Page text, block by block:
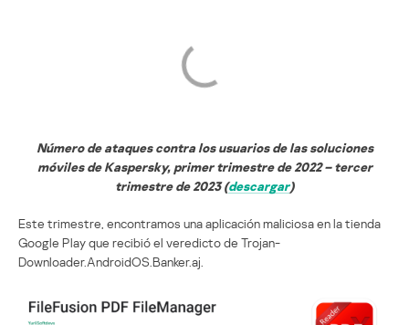
Número de ataques contra los usuarios de las soluciones
móviles de Kaspersky, primer trimestre de 2022 – tercer
trimestre de 2023 (descargar)
Este trimestre, encontramos una aplicación maliciosa en la tienda
Google Play que recibió el veredicto de Trojan-
Downloader.AndroidOS.Banker.aj.